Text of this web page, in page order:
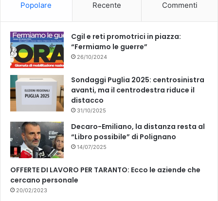
k
Popolare Recente Commenti
Cgil e reti promotrici in piazza:
“Fermiamo le guerre”
26/10/2024
Sondaggi Puglia 2025: centrosinistra
avanti, ma il centrodestra riduce il
distacco
31/10/2025
Decaro-Emiliano, la distanza resta al
“Libro possibile” di Polignano
14/07/2025
OFFERTE DI LAVORO PER TARANTO: Ecco le aziende che
cercano personale
20/02/2023